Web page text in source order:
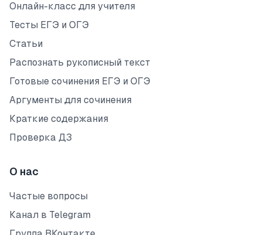
Онлайн-класс для учителя
Тесты ЕГЭ и ОГЭ
Статьи
Распознать рукописный текст
Готовые сочинения ЕГЭ и ОГЭ
Аргументы для сочинения
Краткие содержания
Проверка ДЗ
О нас
Частые вопросы
Канал в Telegram